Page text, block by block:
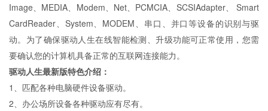
Image、MEDIA、Modem、Net、PCMCIA、SCSIAdapter、 Smart
CardReader、System、MODEM、串口、并口等设备的识别与驱
动。为了确保驱动人生在线智能检测、升级功能可正常使用，您需
要确认您的计算机具备正常的互联网连接能力。
驱动人生最新版特色介绍：
1、匹配各种电脑硬件设备驱动。
2、办公场所设备各种驱动应有尽有。